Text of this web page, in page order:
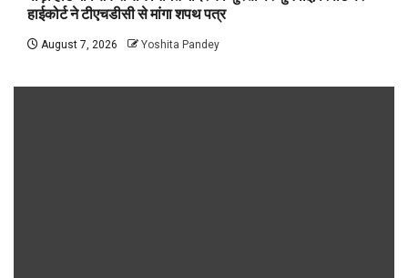
हाईकोर्ट ने टीएचडीसी से मांगा शपथ पत्र
August 7, 2026 Yoshita Pandey